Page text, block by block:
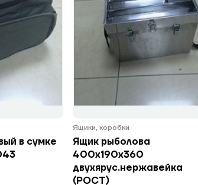
в сумке
Ящики, коробки
Ящик рыболова
400x190x360
двухярус.нержавейка
(РОСТ)